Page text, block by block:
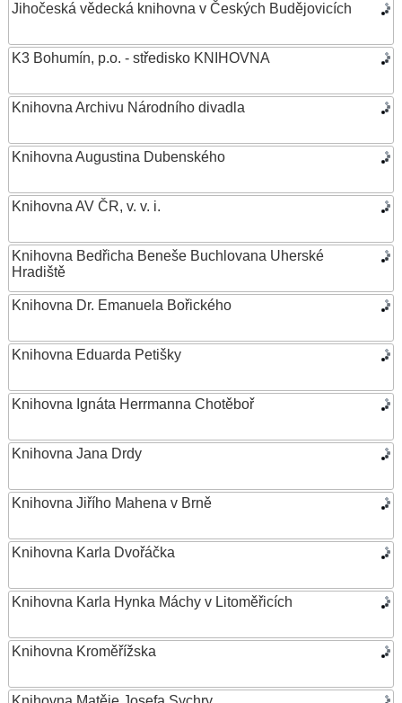
Jihočeská vědecká knihovna v Českých Budějovicích
K3 Bohumín, p.o. - středisko KNIHOVNA
Knihovna Archivu Národního divadla
Knihovna Augustina Dubenského
Knihovna AV ČR, v. v. i.
Knihovna Bedřicha Beneše Buchlovana Uherské
Hradiště
Knihovna Dr. Emanuela Bořického
Knihovna Eduarda Petišky
Knihovna Ignáta Herrmanna Chotěboř
Knihovna Jana Drdy
Knihovna Jiřího Mahena v Brně
Knihovna Karla Dvořáčka
Knihovna Karla Hynka Máchy v Litoměřicích
Knihovna Kroměřížska